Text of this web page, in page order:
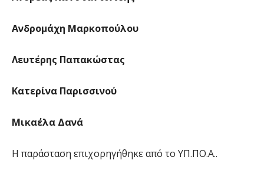
Ανδρομάχη Μαρκοπούλου
Λευτέρης Παπακώστας
Κατερίνα Παρισσινού
Μικαέλα Δανά
Η παράσταση επιχορηγήθηκε από το ΥΠ.ΠΟ.Α..